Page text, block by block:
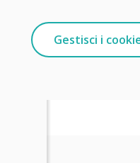
Gestisci i